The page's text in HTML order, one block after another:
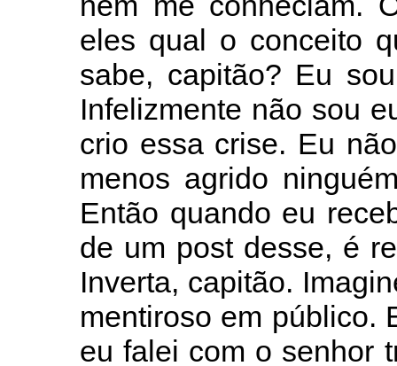
eles qual o conceito
sabe, capitão? Eu
Infelizmente não sou
crio essa crise. Eu
menos agrido
Então quando eu
de um post desse, é
Inverta, capitão.
mentiroso em público.
eu falei com o senhor